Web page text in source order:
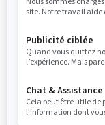
Belgique (français)
© BRP 2003-2026